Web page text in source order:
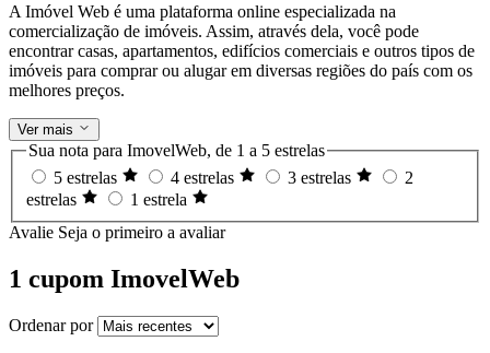
A Imóvel Web é uma plataforma online especializada na
comercialização de imóveis. Assim, através dela, você pode
encontrar casas, apartamentos, edifícios comerciais e outros tipos de
imóveis para comprar ou alugar em diversas regiões do país com os
melhores preços.
Ver mais
Sua nota para ImovelWeb, de 1 a 5 estrelas
5 estrelas
4 estrelas 3 estrelas
2
estrelas
1 estrela
Avalie Seja o primeiro a avaliar
1 cupom ImovelWeb
Ordenar por